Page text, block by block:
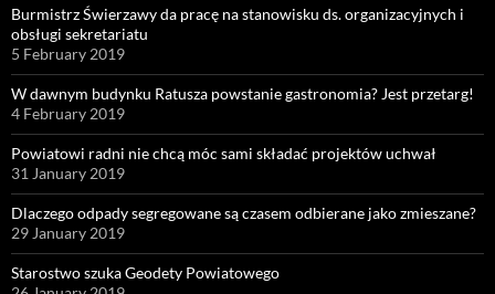
Burmistrz Świerzawy da pracę na stanowisku ds. organizacyjnych i
obsługi sekretariatu
5 February 2019
W dawnym budynku Ratusza powstanie gastronomia? Jest przetarg!
4 February 2019
Powiatowi radni nie chcą móc sami składać projektów uchwał
31 January 2019
Dlaczego odpady segregowane są czasem odbierane jako zmieszane?
29 January 2019
Starostwo szuka Geodety Powiatowego